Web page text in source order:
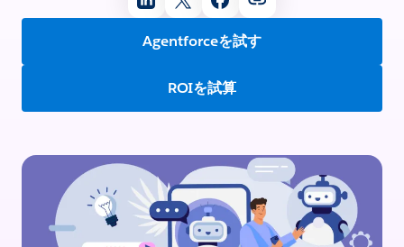
Agentforceを試す
ROIを試算